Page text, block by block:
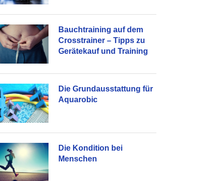
Bauchtraining auf dem
Crosstrainer – Tipps zu
Gerätekauf und Training
Die Grundausstattung für
Aquarobic
Die Kondition bei
Menschen